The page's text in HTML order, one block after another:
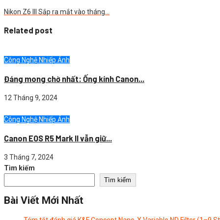
Nikon Z6 III Sắp ra mắt vào tháng…
Related post
Công Nghệ Nhiếp Ảnh
Đáng mong chờ nhất: Ống kính Canon...
12 Tháng 9, 2024
Công Nghệ Nhiếp Ảnh
Canon EOS R5 Mark II vẫn giữ...
3 Tháng 7, 2024
Tìm kiếm
Tìm kiếm
Bài Viết Mới Nhất